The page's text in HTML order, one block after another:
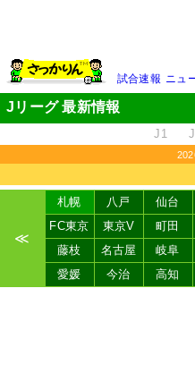
試合速報 ニュ
Jリーグ 最新情報
J1
≪
札幌 八戸 仙台
FC東京
東京V 町田
藤枝
名古屋 岐阜
愛媛
今治 高知